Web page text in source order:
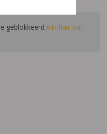
geblokkeerd.Klik hier om